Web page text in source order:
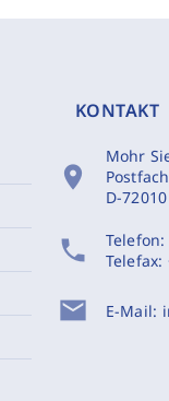
KONTAKT
location_on
Mohr
D-
phone Telefon:
Telefax:
mail E-Mail: